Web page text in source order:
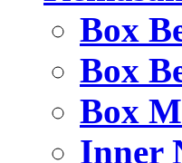
Box
Box
Box
Inner